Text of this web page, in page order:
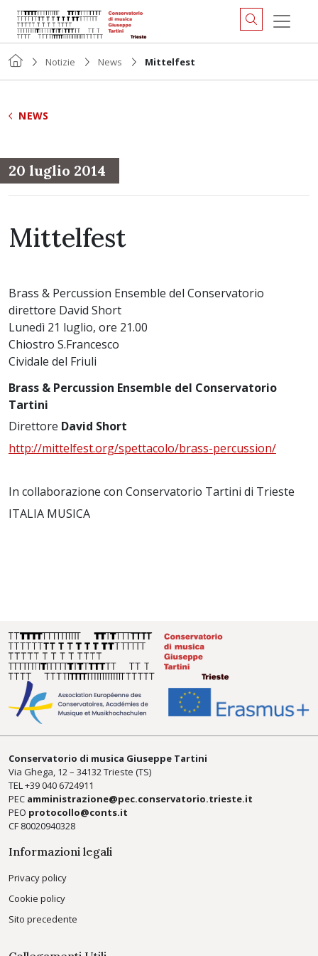
Notizie News Mittelfest
NEWS
20 luglio 2014
Mittelfest
Brass & Percussion Ensemble del Conservatorio
direttore David Short
Lunedì 21 luglio, ore 21.00
Chiostro S.Francesco
Cividale del Friuli
Brass & Percussion Ensemble del Conservatorio
Tartini
Direttore David Short
http://mittelfest.org/spettacolo/brass-percussion/
In collaborazione con Conservatorio Tartini di Trieste
ITALIA MUSICA
Conservatorio di musica Giuseppe Tartini
Via Ghega, 12 – 34132 Trieste (TS)
TEL +39040 6724911
PEC amministrazione@pec.conservatorio.trieste.it
PEO protocollo@conts.it
CF 80020940328
Informazioni legali
Privacy policy
Cookie policy
Sito precedente